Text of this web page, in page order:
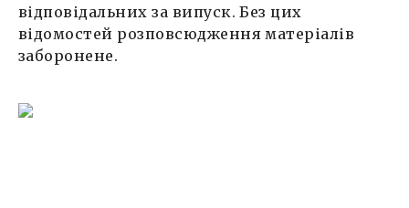
відповідальних за випуск. Без цих
відомостей розповсюдження матеріалів
заборонене.